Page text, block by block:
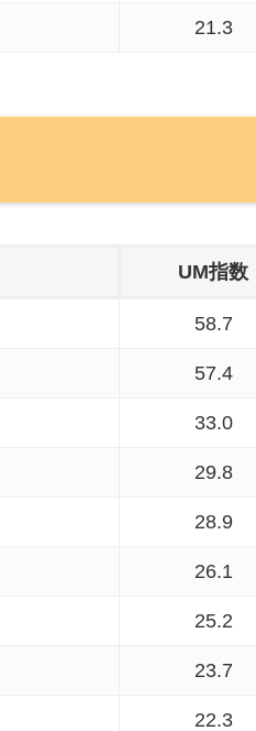
21.3
UM指数
58.7
57.4
33.0
29.8
28.9
26.1
25.2
23.7
22.3